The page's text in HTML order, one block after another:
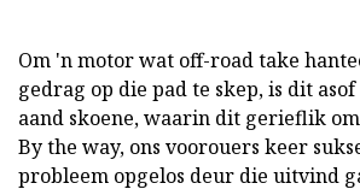
Om 'n motor wat off-road take
gedrag op die pad te skep, is dit
aand skoene, waarin dit gerieflik
By the way, ons voorouers keer
probleem opgelos deur die uitvind